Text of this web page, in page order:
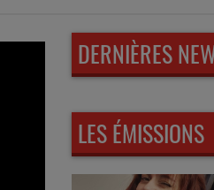
DERNIÈRES
LES ÉMISSIONS